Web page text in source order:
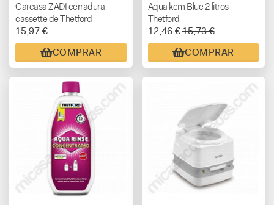
Carcasa ZADI cerradura
cassette de Thetford
15,97 €
COMPRAR
Aqua kem Blue 2 litros -
Thetford
12,46 €15,73 €
COMPRAR